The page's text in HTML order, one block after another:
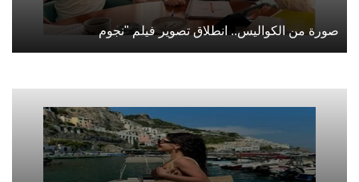
صورة من الكواليس.. انطلاق تصوير فيلم "نجوم